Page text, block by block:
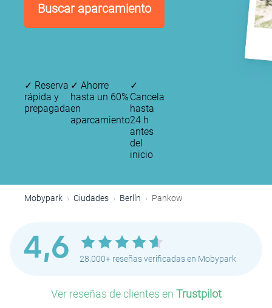
Buscar aparcamiento
✓ Reserva
rápida y
prepagada
✓ Ahorre
hasta un 60%
en
aparcamiento
✓
Cancela
hasta
24 h
antes
del
inicio
Mobypark Ciudades Berlín Pankow
4,6 28.000+ reseñas verificadas en Mobypark
Ver reseñas de clientes en Trustpilot